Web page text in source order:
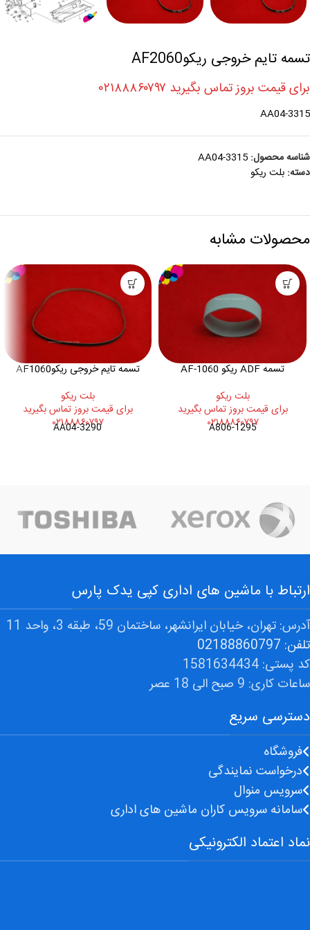
تسمه تایم خروجی ریکوAF2060
برای قیمت بروز تماس بگیرید ۰۲۱۸۸۸۶۰۷۹۷
AA04-3315
شناسه محصول: AA04-3315
دسته: بلت ريکو
محصولات مشابه
تسمه ADF ریکو AF-1060
بلت ريکو
برای قیمت بروز تماس بگیرید
۰۲۱۸۸۸۶۰۷۹۷
A806-1295
تسمه تایم خروجی ریکوAF1060
بلت ريکو
برای قیمت بروز تماس بگیرید
۰۲۱۸۸۸۶۰۷۹۷
AA04-3290
نماد اعتماد الکترونیکی
دسترسی سریع
فروشگاه
درخواست نمایندگی
سرویس منوال
سامانه سرویس کاران ماشین های اداری
ارتباط با ماشین های اداری کپی یدک پارس
آدرس: تهران، خیابان ایرانشهر، ساختمان 59، طبقه 3، واحد 11
تلفن: 02188860797
کد پستی: 1581634434
ساعات کاری: 9 صبح الی 18 عصر